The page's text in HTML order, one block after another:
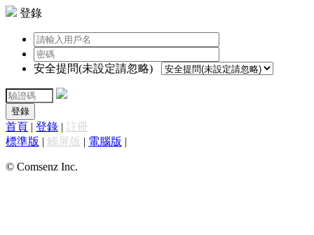
登錄
安全提問(未設定請忽略)
登錄
首頁 | 登錄 | 註冊
標準版 | 觸屏版 | 電腦版 |
© Comsenz Inc.